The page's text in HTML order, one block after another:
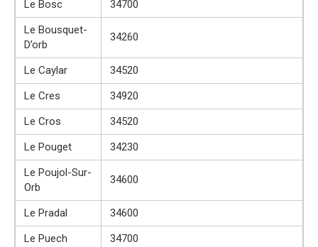
Le Bosc
34700
Le Bousquet-
D’orb
34260
Le Caylar
34520
Le Cres
34920
Le Cros
34520
Le Pouget
34230
Le Poujol-Sur-
Orb
34600
Le Pradal
34600
Le Puech
34700